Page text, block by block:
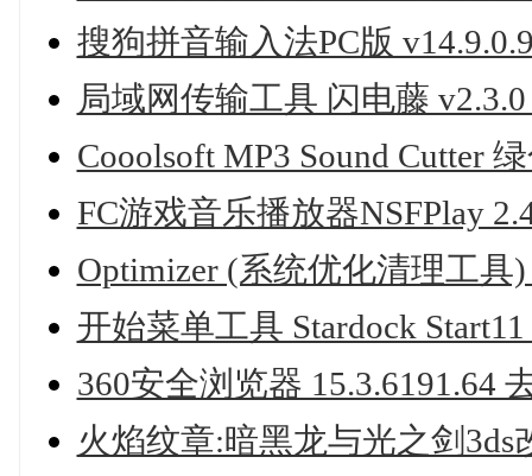
搜狗拼音输入法PC版
局域网传输工具 闪电藤
Cooolsoft MP3 Sound Cutter
FC游戏音乐播放器NSFPlay
Optimizer (系统优化清理工具)
开始菜单工具 Stardock
360安全浏览器 15.3.6191.64
火焰纹章:暗黑龙与光之剑3ds